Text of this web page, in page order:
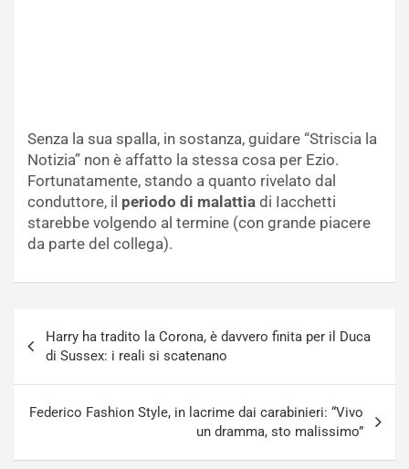
Senza la sua spalla, in sostanza, guidare “Striscia la
Notizia” non è affatto la stessa cosa per Ezio.
Fortunatamente, stando a quanto rivelato dal
conduttore, il periodo di malattia di Iacchetti
starebbe volgendo al termine (con grande piacere
da parte del collega).
articoli
Harry ha tradito la Corona, è davvero finita per il Duca
di Sussex: i reali si scatenano
Federico Fashion Style, in lacrime dai carabinieri: “Vivo
un dramma, sto malissimo”